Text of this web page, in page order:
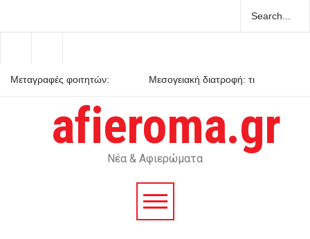
Μεταγραφές φοιτητών:
Μεσογειακή διατροφή: τι
Ενεργειακή κλάση κτιρίου: τι
σημαίνει στην πράξη
afieroma.gr
Νέα & Αφιερώματα